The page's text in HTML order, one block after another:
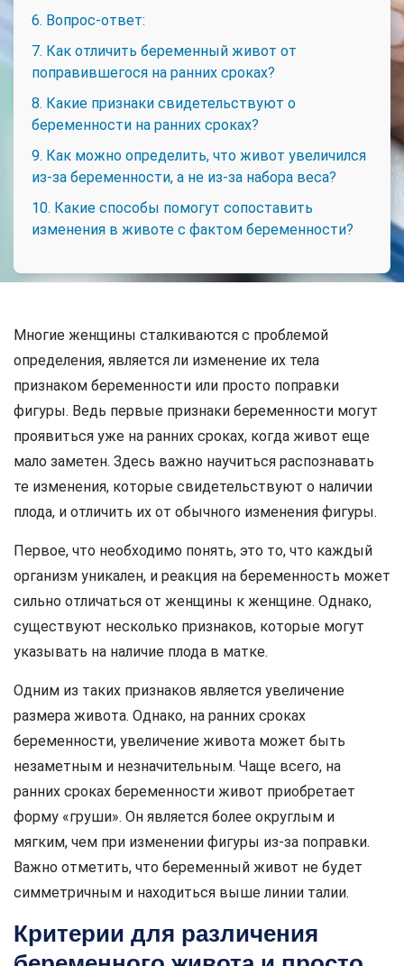
6. Вопрос-ответ:
7. Как отличить беременный живот от
поправившегося на ранних сроках?
8. Какие признаки свидетельствуют о
беременности на ранних сроках?
9. Как можно определить, что живот увеличился
из-за беременности, а не из-за набора веса?
10. Какие способы помогут сопоставить
изменения в животе с фактом беременности?
Многие женщины сталкиваются с проблемой
определения, является ли изменение их тела
признаком беременности или просто поправки
фигуры. Ведь первые признаки беременности могут
проявиться уже на ранних сроках, когда живот еще
мало заметен. Здесь важно научиться распознавать
те изменения, которые свидетельствуют о наличии
плода, и отличить их от обычного изменения фигуры.
Первое, что необходимо понять, это то, что каждый
организм уникален, и реакция на беременность может
сильно отличаться от женщины к женщине. Однако,
существуют несколько признаков, которые могут
указывать на наличие плода в матке.
Одним из таких признаков является увеличение
размера живота. Однако, на ранних сроках
беременности, увеличение живота может быть
незаметным и незначительным. Чаще всего, на
ранних сроках беременности живот приобретает
форму «груши». Он является более округлым и
мягким, чем при изменении фигуры из-за поправки.
Важно отметить, что беременный живот не будет
симметричным и находиться выше линии талии.
Критерии для различения